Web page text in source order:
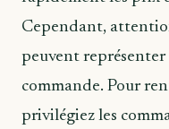
Cependant,
peuvent représenter
commande. Pour
privilégiez les